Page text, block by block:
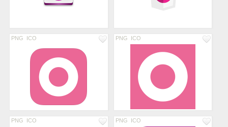
PNG ICO PNG ICO
PNG ICO PNG ICO